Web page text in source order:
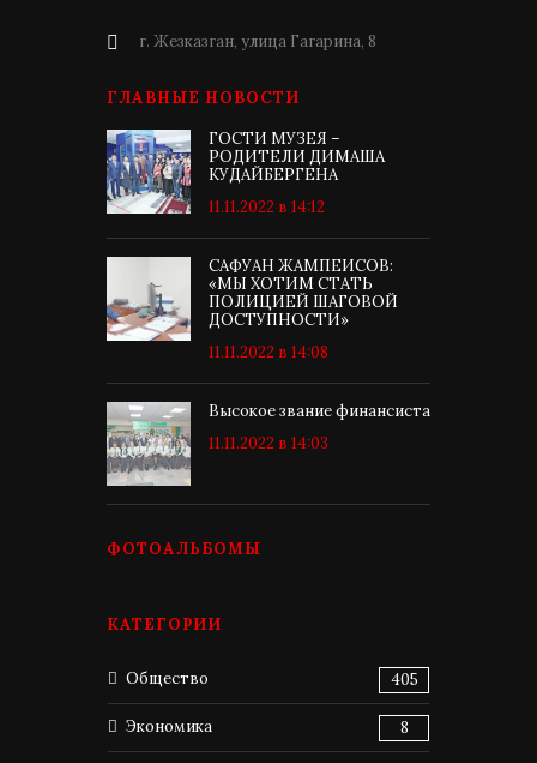
г. Жезказган, улица Гагарина, 8
ГЛАВНЫЕ НОВОСТИ
ГОСТИ МУЗЕЯ –
РОДИТЕЛИ ДИМАША
КУДАЙБЕРГЕНА
11.11.2022 в 14:12
САФУАН ЖАМПЕИСОВ:
«МЫ ХОТИМ СТАТЬ
ПОЛИЦИЕЙ ШАГОВОЙ
ДОСТУПНОСТИ»
11.11.2022 в 14:08
Высокое звание финансиста
11.11.2022 в 14:03
ФОТОАЛЬБОМЫ
КАТЕГОРИИ
Общество 405
Экономика 8